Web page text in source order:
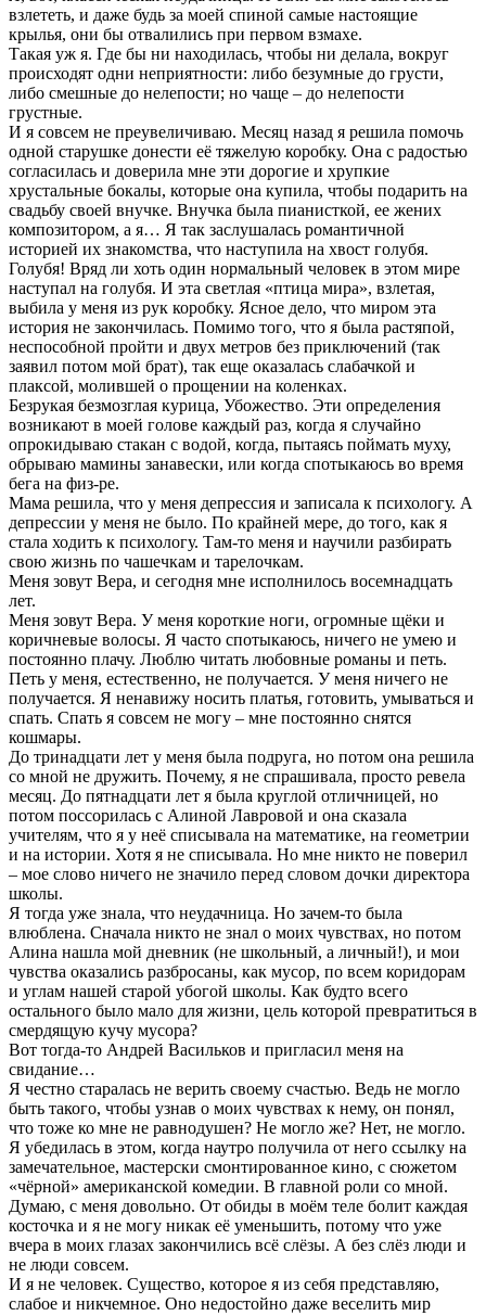
взлететь, и даже будь за моей спиной самые настоящие
крылья, они бы отвалились при первом взмахе.
Такая уж я. Где бы ни находилась, чтобы ни делала, вокруг
происходят одни неприятности: либо безумные до грусти,
либо смешные до нелепости; но чаще – до нелепости
грустные.
И я совсем не преувеличиваю. Месяц назад я решила помочь
одной старушке донести её тяжелую коробку. Она с радостью
согласилась и доверила мне эти дорогие и хрупкие
хрустальные бокалы, которые она купила, чтобы подарить на
свадьбу своей внучке. Внучка была пианисткой, ее жених
композитором, а я… Я так заслушалась романтичной
историей их знакомства, что наступила на хвост голубя.
Голубя! Вряд ли хоть один нормальный человек в этом мире
наступал на голубя. И эта светлая «птица мира», взлетая,
выбила у меня из рук коробку. Ясное дело, что миром эта
история не закончилась. Помимо того, что я была растяпой,
неспособной пройти и двух метров без приключений (так
заявил потом мой брат), так еще оказалась слабачкой и
плаксой, молившей о прощении на коленках.
Безрукая безмозглая курица, Убожество. Эти определения
возникают в моей голове каждый раз, когда я случайно
опрокидываю стакан с водой, когда, пытаясь поймать муху,
обрываю мамины занавески, или когда спотыкаюсь во время
бега на физ-ре.
Мама решила, что у меня депрессия и записала к психологу. А
депрессии у меня не было. По крайней мере, до того, как я
стала ходить к психологу. Там-то меня и научили разбирать
свою жизнь по чашечкам и тарелочкам.
Меня зовут Вера, и сегодня мне исполнилось восемнадцать
лет.
Меня зовут Вера. У меня короткие ноги, огромные щёки и
коричневые волосы. Я часто спотыкаюсь, ничего не умею и
постоянно плачу. Люблю читать любовные романы и петь.
Петь у меня, естественно, не получается. У меня ничего не
получается. Я ненавижу носить платья, готовить, умываться и
спать. Спать я совсем не могу – мне постоянно снятся
кошмары.
До тринадцати лет у меня была подруга, но потом она решила
со мной не дружить. Почему, я не спрашивала, просто ревела
месяц. До пятнадцати лет я была круглой отличницей, но
потом поссорилась с Алиной Лавровой и она сказала
учителям, что я у неё списывала на математике, на геометрии
и на истории. Хотя я не списывала. Но мне никто не поверил
– мое слово ничего не значило перед словом дочки директора
школы.
Я тогда уже знала, что неудачница. Но зачем-то была
влюблена. Сначала никто не знал о моих чувствах, но потом
Алина нашла мой дневник (не школьный, а личный!), и мои
чувства оказались разбросаны, как мусор, по всем коридорам
и углам нашей старой убогой школы. Как будто всего
остального было мало для жизни, цель которой превратиться в
смердящую кучу мусора?
Вот тогда-то Андрей Васильков и пригласил меня на
свидание…
Я честно старалась не верить своему счастью. Ведь не могло
быть такого, чтобы узнав о моих чувствах к нему, он понял,
что тоже ко мне не равнодушен? Не могло же? Нет, не могло.
Я убедилась в этом, когда наутро получила от него ссылку на
замечательное, мастерски смонтированное кино, с сюжетом
«чёрной» американской комедии. В главной роли со мной.
Думаю, с меня довольно. От обиды в моём теле болит каждая
косточка и я не могу никак её уменьшить, потому что уже
вчера в моих глазах закончились всё слёзы. А без слёз люди и
не люди совсем.
И я не человек. Существо, которое я из себя представляю,
слабое и никчемное. Оно недостойно даже веселить мир